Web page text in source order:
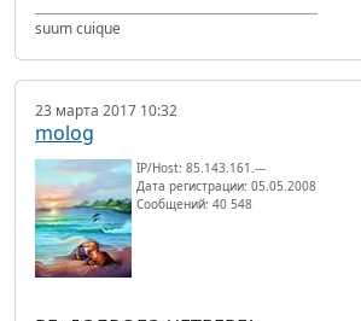
suum cuique
23 марта 2017 10:32
molog
IP/Host: 85.143.161.---
Дата регистрации: 05.05.2008
Сообщений: 40 548